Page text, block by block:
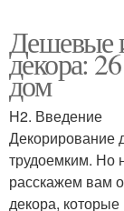
Дешевые
декора:
дом
H2. Введение
Декорирование
трудоемким. Но
расскажем вам
декора,